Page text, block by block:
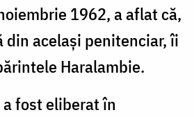
1962, a aflat că,
același penitenciar, îi
Haralambie.
fost eliberat în